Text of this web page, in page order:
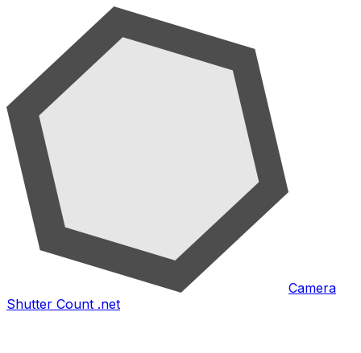
Camera
Shutter Count .net